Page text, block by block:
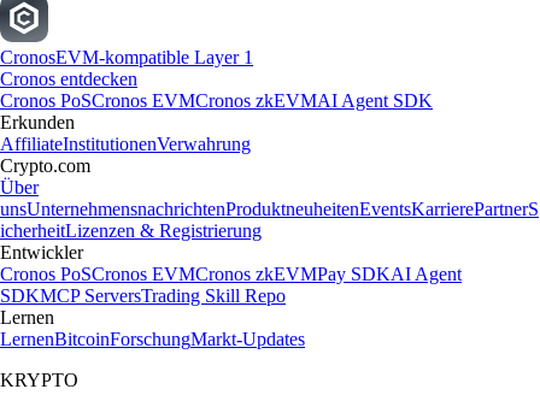
CronosEVM-kompatible Layer 1
Cronos entdecken
Cronos PoSCronos EVMCronos zkEVMAI Agent SDK
Erkunden
AffiliateInstitutionenVerwahrung
Crypto.com
Über
unsUnternehmensnachrichtenProduktneuheitenEventsKarrierePartnerS
icherheitLizenzen & Registrierung
Entwickler
Cronos PoSCronos EVMCronos zkEVMPay SDKAI Agent
SDKMCP ServersTrading Skill Repo
Lernen
LernenBitcoinForschungMarkt-Updates
KRYPTO